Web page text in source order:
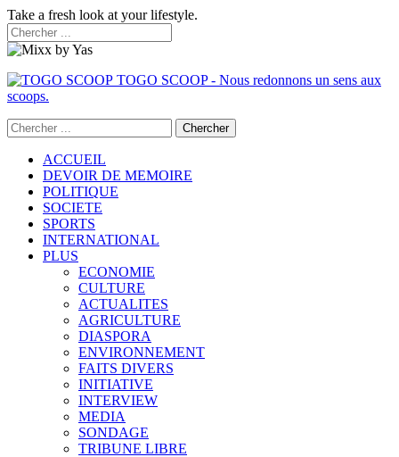
Take a fresh look at your lifestyle.
TOGO SCOOP - Nous redonnons un sens aux
scoops.
ACCUEIL
DEVOIR DE MEMOIRE
POLITIQUE
SOCIETE
SPORTS
INTERNATIONAL
PLUS
ECONOMIE
CULTURE
ACTUALITES
AGRICULTURE
DIASPORA
ENVIRONNEMENT
FAITS DIVERS
INITIATIVE
INTERVIEW
MEDIA
SONDAGE
TRIBUNE LIBRE